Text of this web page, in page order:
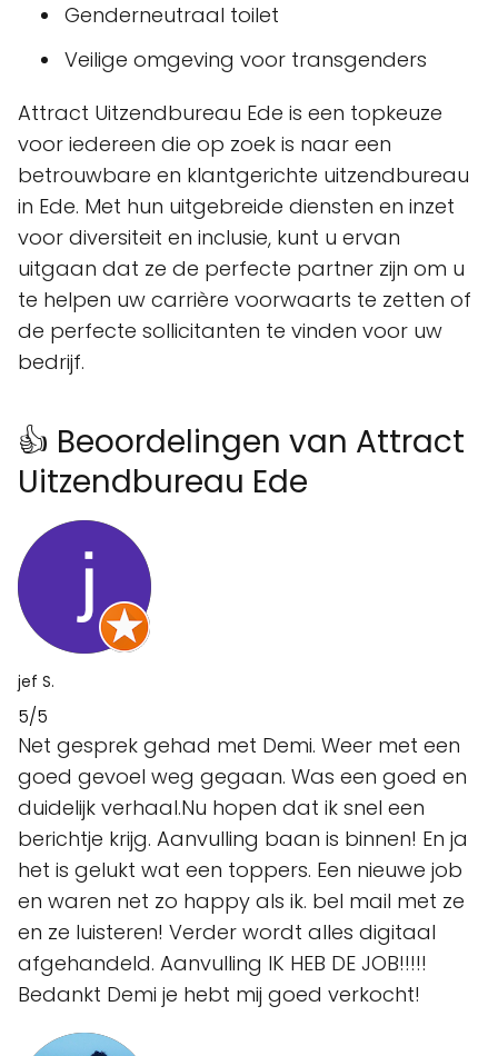
Genderneutraal toilet
Veilige omgeving voor transgenders
Attract Uitzendbureau Ede is een topkeuze
voor iedereen die op zoek is naar een
betrouwbare en klantgerichte uitzendbureau
in Ede. Met hun uitgebreide diensten en inzet
voor diversiteit en inclusie, kunt u ervan
uitgaan dat ze de perfecte partner zijn om u
te helpen uw carrière voorwaarts te zetten of
de perfecte sollicitanten te vinden voor uw
bedrijf.
👍 Beoordelingen van Attract
Uitzendbureau Ede
jef S.
5/5
Net gesprek gehad met Demi. Weer met een
goed gevoel weg gegaan. Was een goed en
duidelijk verhaal.Nu hopen dat ik snel een
berichtje krijg. Aanvulling baan is binnen! En ja
het is gelukt wat een toppers. Een nieuwe job
en waren net zo happy als ik. bel mail met ze
en ze luisteren! Verder wordt alles digitaal
afgehandeld. Aanvulling IK HEB DE JOB!!!!!
Bedankt Demi je hebt mij goed verkocht!